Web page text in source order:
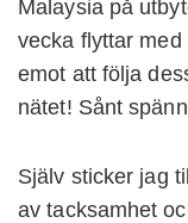
Malaysia på
vecka flyttar
emot att följa
nätet! Sånt
Själv sticker jag
av tacksamhet